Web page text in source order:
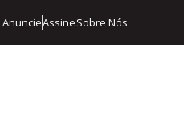
AnuncieAssineSobre Nós